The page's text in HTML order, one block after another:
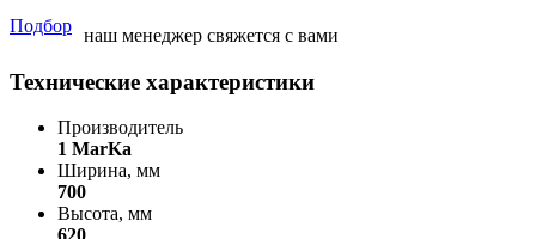
Подбор наш менеджер свяжется с вами
Технические характеристики
Производитель
1 MarKa
Ширина, мм
700
Высота, мм